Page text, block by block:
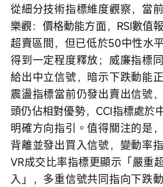
從細分技術指標維度觀察，當
樂觀：價格動能方面，RSI數值
超賣區間，但已低於50中性水
得到一定程度釋放；威廉指標
給出中立信號，暗示下跌動能
震盪指標當前仍發出賣出信號
頭仍佔相對優勢，CCI指標處於
明確方向指引。值得關注的是
背離並發出買入信號，變動率
VR成交比率指標更顯示「嚴重
入」，多重信號共同指向下跌